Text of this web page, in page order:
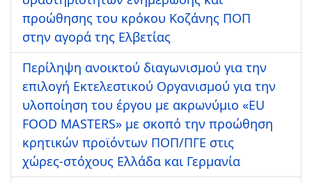
προώθησης του κρόκου Κοζάνης ΠΟΠ
στην αγορά της Ελβετίας
Περίληψη ανοικτού διαγωνισμού για την
επιλογή Εκτελεστικού Οργανισμού για την
υλοποίηση του έργου με ακρωνύμιο «EU
FOOD MASTERS» με σκοπό την προώθηση
κρητικών προϊόντων ΠΟΠ/ΠΓΕ στις
χώρες-στόχους Ελλάδα και Γερμανία